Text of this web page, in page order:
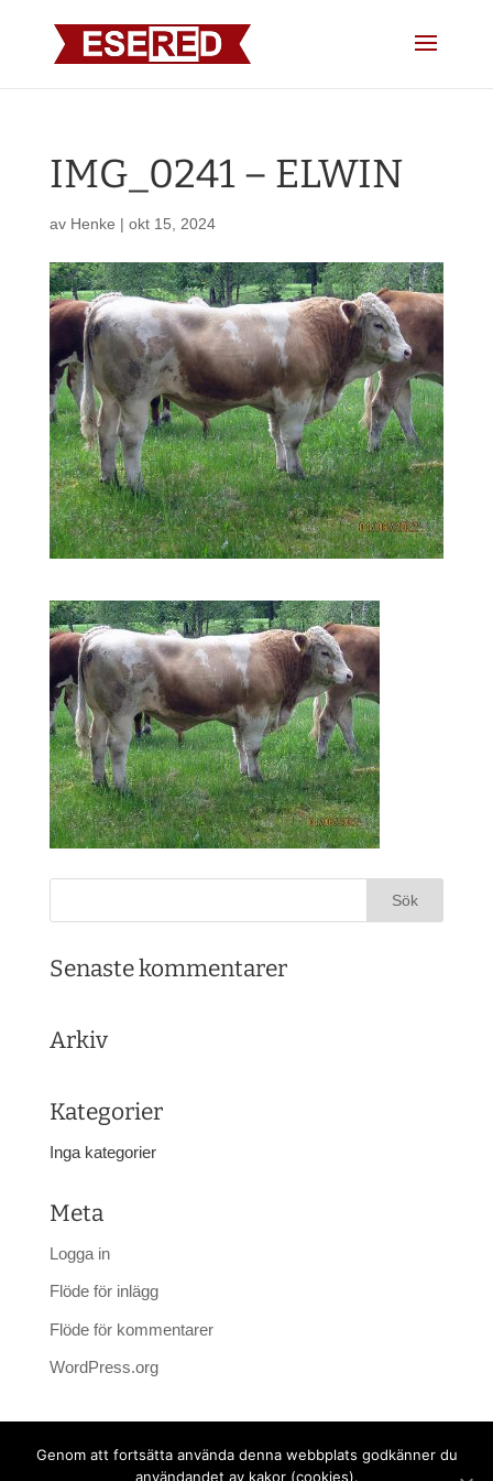
IMG_0241 – ELWIN
av Henke | okt 15, 2024
Senaste kommentarer
Arkiv
Kategorier
Inga kategorier
Meta
Logga in
Flöde för inlägg
Flöde för kommentarer
WordPress.org
Genom att fortsätta använda denna webbplats godkänner du
användandet av kakor (cookies).